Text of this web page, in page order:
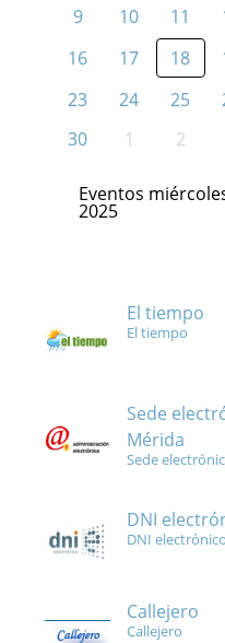
9
10 11
16
17 18
23
24 25
30
1 2
Eventos
2025
El tiempo
El tiempo
Sede
Mérida
Sede
DNI
DNI electrónico
Callejero
Callejero